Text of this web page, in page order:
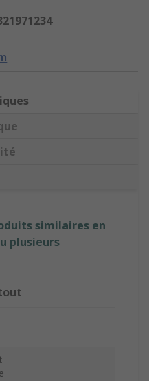
similaires en
plusieurs